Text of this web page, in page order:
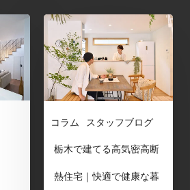
コラム スタッフブログ
栃木で建てる高気密高断
熱住宅｜快適で健康な暮